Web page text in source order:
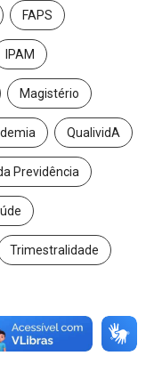
FAPS
IPAM
Magistério
QualividA
Previdência
Trimestralidade